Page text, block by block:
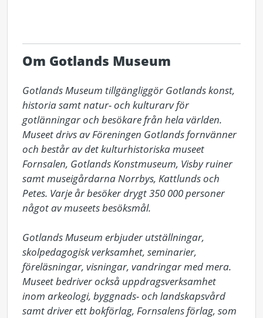
Om Gotlands Museum
Gotlands Museum tillgängliggör Gotlands konst,
historia samt natur- och kulturarv för
gotlänningar och besökare från hela världen.
Museet drivs av Föreningen Gotlands fornvänner
och består av det kulturhistoriska museet
Fornsalen, Gotlands Konstmuseum, Visby ruiner
samt museigårdarna Norrbys, Kattlunds och
Petes. Varje år besöker drygt 350 000 personer
något av museets besöksmål.
Gotlands Museum erbjuder utställningar,
skolpedagogisk verksamhet, seminarier,
föreläsningar, visningar, vandringar med mera.
Museet bedriver också uppdragsverksamhet
inom arkeologi, byggnads- och landskapsvård
samt driver ett bokförlag, Fornsalens förlag, som